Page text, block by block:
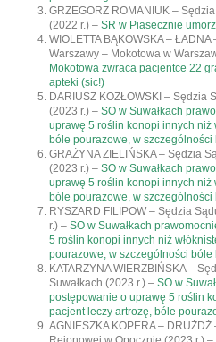
GRZEGORZ ROMANIUK –
(2022 r.) – SR w Piasecznie
WIOLETTA BĄKOWSKA –
Warszawy – Mokotowa w
Mokotowa zwraca pacjentce 22
apteki (sic!)
DARIUSZ KOZŁOWSKI – Sędzia
(2023 r.) – SO w Suwałkach
uprawę 5 roślin konopi innych niż
bóle pourazowe, w szczególności
GRAŻYNA ZIELIŃSKA – Sędzia
(2023 r.) – SO w Suwałkach
uprawę 5 roślin konopi innych niż
bóle pourazowe, w szczególności
RYSZARD FILIPOW – Sędzia
r.) – SO w Suwałkach
5 roślin konopi innych niż
pourazowe, w szczególności bóle
KATARZYNA WIERZBIŃSKA –
Suwałkach (2023 r.) – SO w
postępowanie o uprawę 5 roślin
pacjent leczy artrozę, bóle
AGNIESZKA KOPERA –